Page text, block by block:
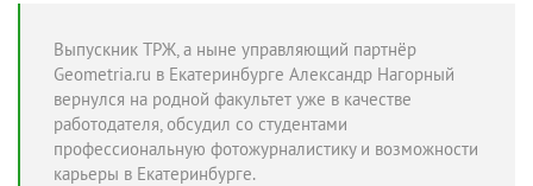
Выпускник ТРЖ, а ныне управляющий партнёр
Geometria.ru в Екатеринбурге Александр Нагорный
вернулся на родной факультет уже в качестве
работодателя, обсудил со студентами
профессиональную фотожурналистику и возможности
карьеры в Екатеринбурге.